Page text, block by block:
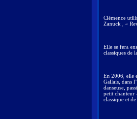
Clémence
Zanuck , «
Elle se fera
classiques de
En 2006, elle
Gallais, dans
danseuse,
petit chanteur
classique et